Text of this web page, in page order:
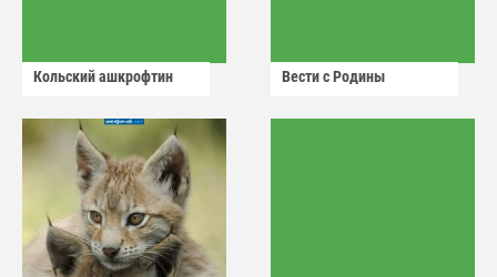
Кольский ашкрофтин Вести с Родины